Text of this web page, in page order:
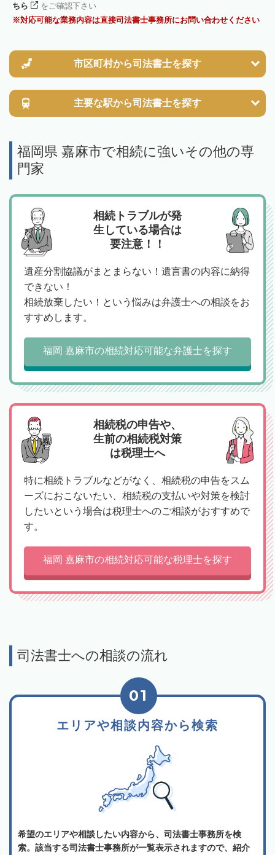
ちら
をご確認下さい
対応可能な業務内容は直接司法書士事務所にお問い合わせください
市区町村から司法書士を探す
主要な駅から司法書士を探す
福岡県 嘉麻市で相続に強いその他の専
門家
相続トラブルが発
生している場合は
要注意！！
遺産分割協議がまとまらない！遺言書の内容に納得
できない！
相続放棄したい！という悩みは弁護士への相談をお
すすめします。
福岡 嘉麻市の相続対応可能な弁護士を探す
相続税の申告や、
生前の相続税対策
は税理士へ
特に相続トラブルなどがなく、相続税の申告をスム
ーズにおこないたい、相続税の支払いや対策を検討
したいという場合は税理士へのご相談がおすすめで
す。
福岡 嘉麻市の相続対応可能な税理士を探す
司法書士への相談の流れ
エリアや相談内容から検索
01
希望のエリアや相談したい内容から、司法書士事務所を検
索。該当する司法書士事務所が一覧表示されますので、紹介